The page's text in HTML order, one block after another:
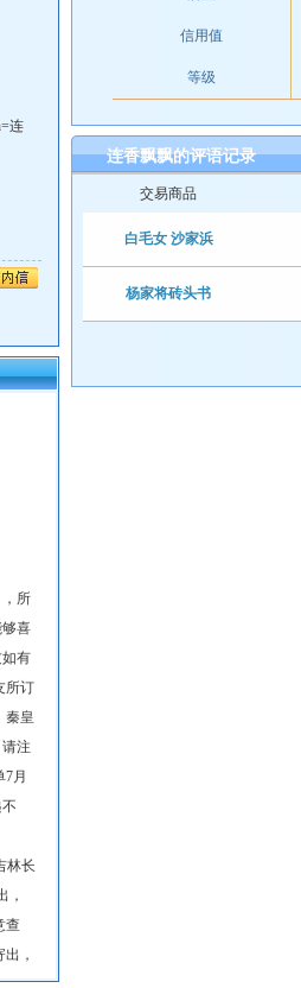
连
信用值
等级
连香飘飘的评语记录
交易商品
白毛女 沙家浜
杨家将砖头书